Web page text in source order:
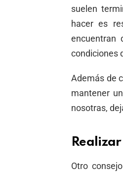
suelen
hacer es
encuentran
condiciones
Además de
mantener
nosotras,
Otro